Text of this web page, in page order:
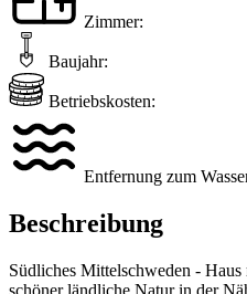
Zimmer:
Baujahr:
Betriebskosten:
Entfernung zum
Beschreibung
Südliches Mittelschweden -
schöner ländliche Natur in der